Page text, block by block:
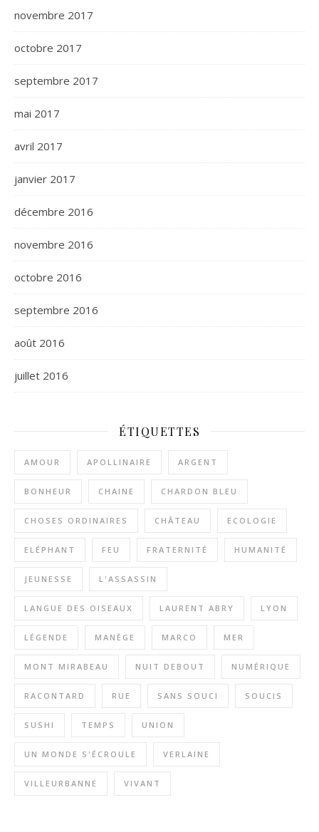
novembre 2017
octobre 2017
septembre 2017
mai 2017
avril 2017
janvier 2017
décembre 2016
novembre 2016
octobre 2016
septembre 2016
août 2016
juillet 2016
ÉTIQUETTES
AMOUR APOLLINAIRE ARGENT
BONHEUR CHAINE CHARDON BLEU
CHOSES ORDINAIRES CHÂTEAU ECOLOGIE
ELÉPHANT FEU FRATERNITÉ HUMANITÉ
JEUNESSE L'ASSASSIN
LANGUE DES OISEAUX LAURENT ABRY LYON
LÉGENDE MANÈGE MARCO MER
MONT MIRABEAU NUIT DEBOUT NUMÉRIQUE
RACONTARD RUE SANS SOUCI SOUCIS
SUSHI TEMPS UNION
UN MONDE S'ÉCROULE VERLAINE
VILLEURBANNE VIVANT